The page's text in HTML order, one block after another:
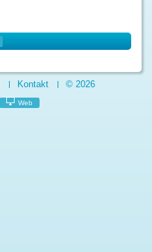
Kontakt © 2026
Web